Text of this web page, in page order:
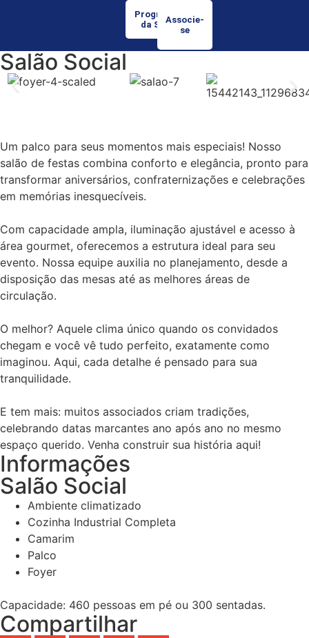
Programação
da Semana
Associe-
se
Salão Social
Um palco para seus momentos mais especiais! Nosso
salão de festas combina conforto e elegância, pronto para
transformar aniversários, confraternizações e celebrações
em memórias inesquecíveis.
Com capacidade ampla, iluminação ajustável e acesso à
área gourmet, oferecemos a estrutura ideal para seu
evento. Nossa equipe auxilia no planejamento, desde a
disposição das mesas até as melhores áreas de
circulação.
O melhor? Aquele clima único quando os convidados
chegam e você vê tudo perfeito, exatamente como
imaginou. Aqui, cada detalhe é pensado para sua
tranquilidade.
E tem mais: muitos associados criam tradições,
celebrando datas marcantes ano após ano no mesmo
espaço querido. Venha construir sua história aqui!
Informações
Salão Social
Ambiente climatizado
Cozinha Industrial Completa
Camarim
Palco
Foyer
Capacidade: 460 pessoas em pé ou 300 sentadas.
Compartilhar